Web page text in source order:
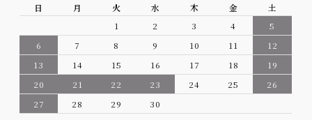
日
月 火 水 木 金
土
1
2 3 4
5
6
7 8 9 10 11
12
13
14 15 16 17 18
19
20
21 22 23 24 25
26
27
28 29 30